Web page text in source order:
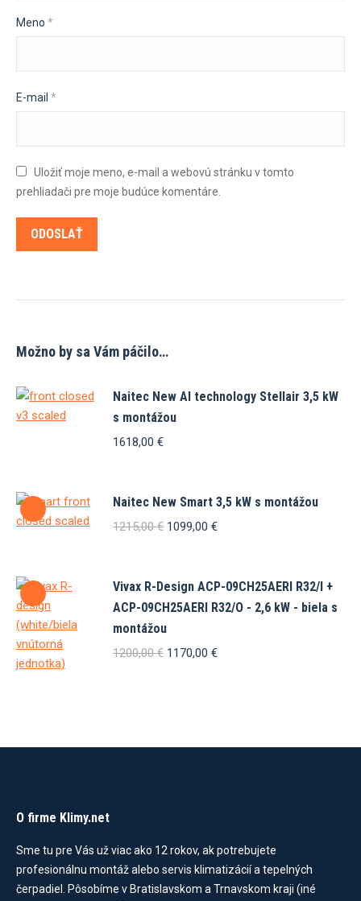
Meno *
E-mail *
Uložiť moje meno, e-mail a webovú stránku v tomto
prehliadači pre moje budúce komentáre.
Možno by sa Vám páčilo…
Naitec New AI technology Stellair 3,5 kW
s montážou
1618,00 €
Naitec New Smart 3,5 kW s montážou
1215,00€ Pôvodná
1215,00 €.
1099,00 €Aktuálna
1099,00 €.
Vivax R-Design ACP-09CH25AERI R32/I +
ACP-09CH25AERI R32/O - 2,6 kW - biela s
montážou
1200,00€ Pôvodná
1170,00 €Aktuálna
O firme Klimy.net
Sme tu pre Vás už viac ako 12 rokov, ak potrebujete
profesionálnu montáž alebo servis klimatizácií a tepelných
čerpadiel. Pôsobíme v Bratislavskom a Trnavskom kraji (iné